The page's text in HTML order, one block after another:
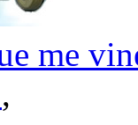
me
,